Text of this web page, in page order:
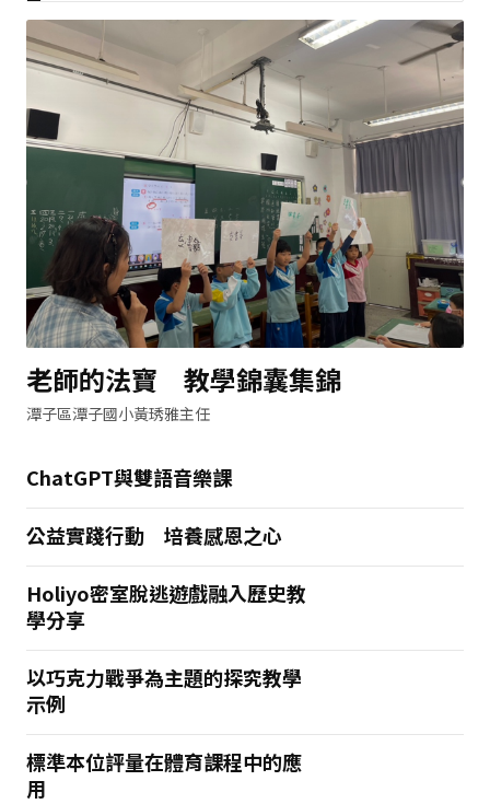
老師的法寶 教學錦囊集錦
潭子區潭子國小黃琇雅主任
ChatGPT與雙語音樂課
公益實踐行動 培養感恩之心
Holiyo密室脫逃遊戲融入歷史教
學分享
以巧克力戰爭為主題的探究教學
示例
標準本位評量在體育課程中的應
用